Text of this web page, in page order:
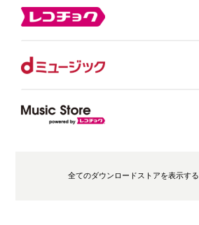
全てのダウンロードストアを表示する